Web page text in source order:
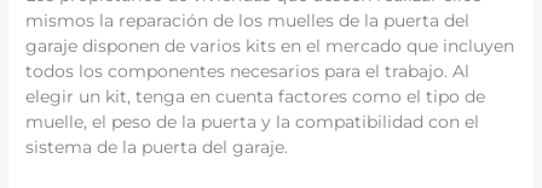
mismos la reparación de los muelles de la puerta del
garaje disponen de varios kits en el mercado que incluyen
todos los componentes necesarios para el trabajo. Al
elegir un kit, tenga en cuenta factores como el tipo de
muelle, el peso de la puerta y la compatibilidad con el
sistema de la puerta del garaje.